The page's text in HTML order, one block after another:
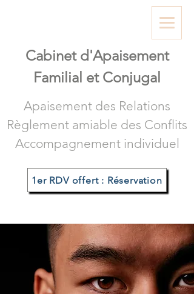
Cabinet d'Apaisement
Familial et Conjugal
Apaisement des Relations
Règlement amiable des Conflits
Accompagnement individuel
1er RDV offert : Réservation